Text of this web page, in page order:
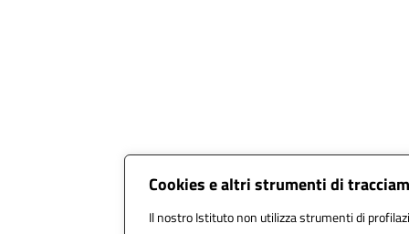
Cookies e altri strumenti di
Il nostro Istituto non utilizza strumenti di